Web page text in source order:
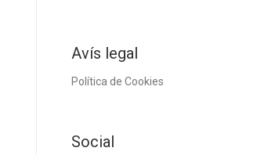
Avís legal
Política de Cookies
Social